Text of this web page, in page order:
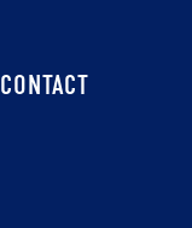
CONTACT